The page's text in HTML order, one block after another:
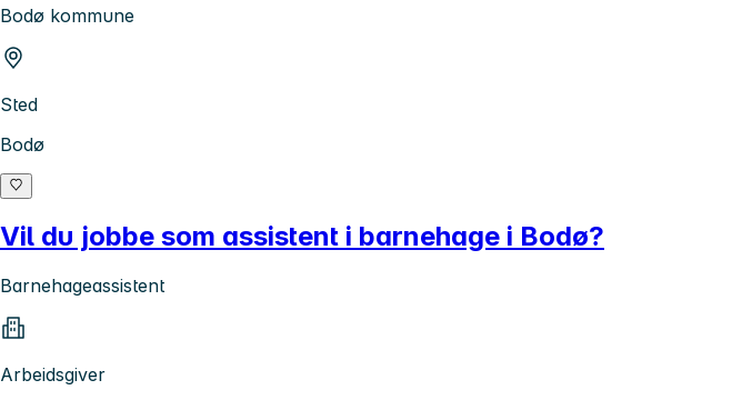
Bodø kommune
Sted
Bodø
Vil du jobbe som assistent i barnehage i Bodø?
Barnehageassistent
Arbeidsgiver